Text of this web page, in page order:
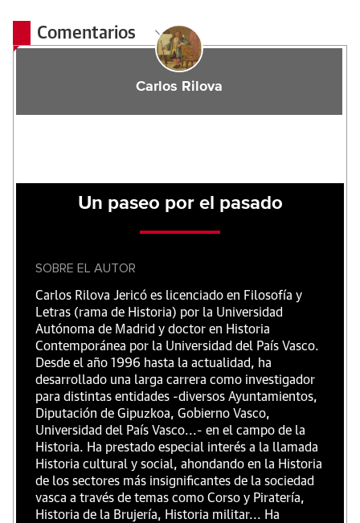
Comentarios
Carlos Rilova
Un paseo por el pasado
SOBRE EL AUTOR
Carlos Rilova Jericó es licenciado en Filosofía y
Letras (rama de Historia) por la Universidad
Autónoma de Madrid y doctor en Historia
Contemporánea por la Universidad del País Vasco.
Desde el año 1996 hasta la actualidad, ha
desarrollado una larga carrera como investigador
para distintas entidades -diversos Ayuntamientos,
Diputación de Gipuzkoa, Gobierno Vasco,
Universidad del País Vasco...- en el campo de la
Historia. Ha prestado especial interés a la llamada
Historia cultural y social, ahondando en la Historia
de los sectores más insignificantes de la sociedad
vasca a través de temas como Corso y Piratería,
Historia de la Brujería, Historia militar... Ha